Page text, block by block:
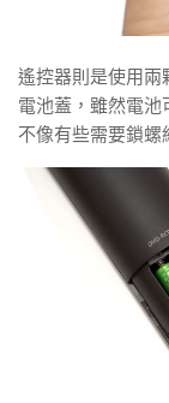
遙控器則是使用兩
電池蓋，雖然電池
不像有些需要鎖螺